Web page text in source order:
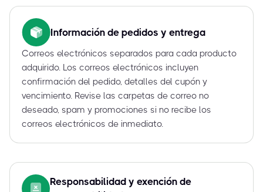
Información de pedidos y entrega
Correos electrónicos separados para cada producto
adquirido. Los correos electrónicos incluyen
confirmación del pedido, detalles del cupón y
vencimiento. Revise las carpetas de correo no
deseado, spam y promociones si no recibe los
correos electrónicos de inmediato.
Responsabilidad y exención de